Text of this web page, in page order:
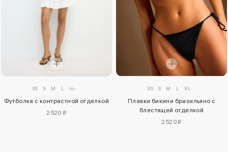
XS S M L XL
Футболка с контрастной отделкой
2520 ₽
XS S M L XL
Плавки бикини бразильяно с
блестящей отделкой
2520 ₽